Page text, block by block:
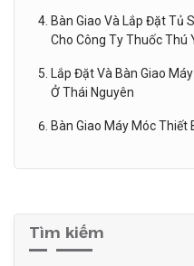
Bàn Giao Và Lắp Đặt Tủ
Cho Công Ty Thuốc Thú
Lắp Đặt Và Bàn Giao
Ở Thái Nguyên
Bàn Giao Máy Móc Thiết
Tìm kiếm